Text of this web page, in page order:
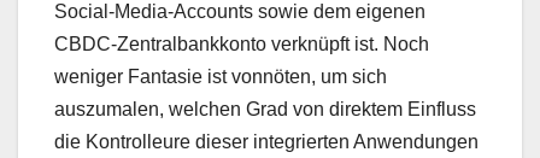
Social-Media-Accounts sowie dem eigenen
CBDC-Zentralbankkonto verknüpft ist. Noch
weniger Fantasie ist vonnöten, um sich
auszumalen, welchen Grad von direktem Einfluss
die Kontrolleure dieser integrierten Anwendungen